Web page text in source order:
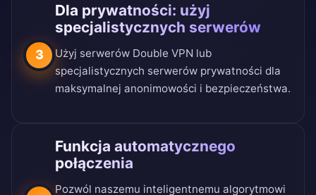
3
Dla prywatności: użyj
specjalistycznych serwerów
Użyj serwerów Double VPN lub
specjalistycznych serwerów prywatności dla
maksymalnej anonimowości i bezpieczeństwa.
Funkcja automatycznego
połączenia
Pozwól naszemu inteligentnemu algorytmowi